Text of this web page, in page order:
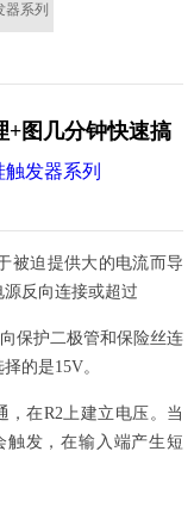
器系列
+图几分钟快速搞
发器系列
迫提供大的电流而导
反向连接或超过
保护二极管和保险丝连
的是15V。
在R2上建立电压。当
触发，在输入端产生短